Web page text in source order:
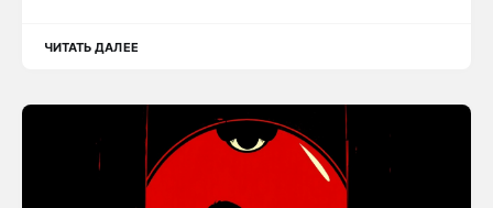
ЧИТАТЬ ДАЛЕЕ